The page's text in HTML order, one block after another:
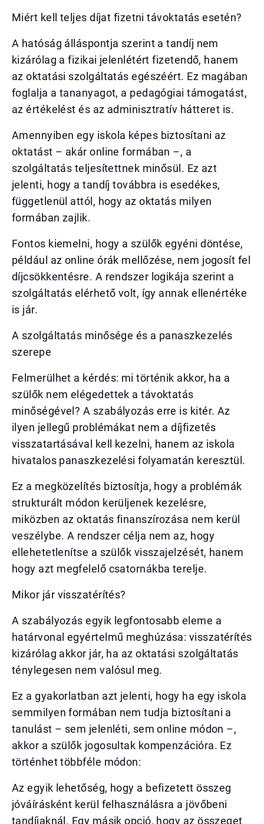
Miért kell teljes díjat fizetni távoktatás esetén?
A hatóság álláspontja szerint a tandíj nem
kizárólag a fizikai jelenlétért fizetendő, hanem
az oktatási szolgáltatás egészéért. Ez magában
foglalja a tananyagot, a pedagógiai támogatást,
az értékelést és az adminisztratív hátteret is.
Amennyiben egy iskola képes biztosítani az
oktatást – akár online formában –, a
szolgáltatás teljesítettnek minősül. Ez azt
jelenti, hogy a tandíj továbbra is esedékes,
függetlenül attól, hogy az oktatás milyen
formában zajlik.
Fontos kiemelni, hogy a szülők egyéni döntése,
például az online órák mellőzése, nem jogosít fel
díjcsökkentésre. A rendszer logikája szerint a
szolgáltatás elérhető volt, így annak ellenértéke
is jár.
A szolgáltatás minősége és a panaszkezelés
szerepe
Felmerülhet a kérdés: mi történik akkor, ha a
szülők nem elégedettek a távoktatás
minőségével? A szabályozás erre is kitér. Az
ilyen jellegű problémákat nem a díjfizetés
visszatartásával kell kezelni, hanem az iskola
hivatalos panaszkezelési folyamatán keresztül.
Ez a megközelítés biztosítja, hogy a problémák
strukturált módon kerüljenek kezelésre,
miközben az oktatás finanszírozása nem kerül
veszélybe. A rendszer célja nem az, hogy
ellehetetlenítse a szülők visszajelzését, hanem
hogy azt megfelelő csatornákba terelje.
Mikor jár visszatérítés?
A szabályozás egyik legfontosabb eleme a
határvonal egyértelmű meghúzása: visszatérítés
kizárólag akkor jár, ha az oktatási szolgáltatás
ténylegesen nem valósul meg.
Ez a gyakorlatban azt jelenti, hogy ha egy iskola
semmilyen formában nem tudja biztosítani a
tanulást – sem jelenléti, sem online módon –,
akkor a szülők jogosultak kompenzációra. Ez
történhet többféle módon:
Az egyik lehetőség, hogy a befizetett összeg
jóváírásként kerül felhasználásra a jövőbeni
tandíjaknál. Egy másik opció, hogy az összeget